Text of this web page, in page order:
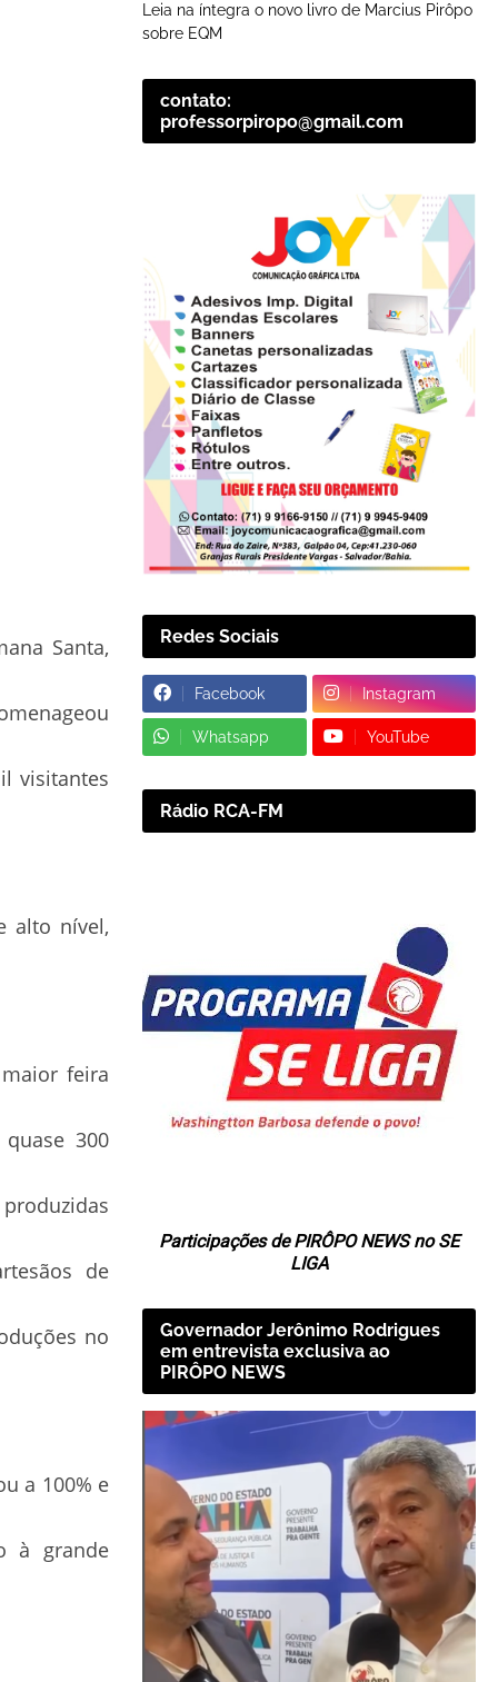
Santa,
visitantes
alto nível,
feira
300
de
no
a 100% e
à grande
Leia na íntegra o novo livro de Marcius Pirôpo
sobre EQM
contato:
professorpiropo@gmail.com
Redes Sociais
Facebook Instagram
Whatsapp YouTube
Rádio RCA-FM
Participações de PIRÔPO NEWS no SE
LIGA
Governador Jerônimo Rodrigues
em entrevista exclusiva ao
PIRÔPO NEWS